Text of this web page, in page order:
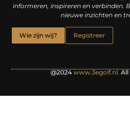
informeren, inspireren en verbinden.
nieuwe inzichten en
Wie zijn wij? Registreer
@2024www.3egolf.nl.All